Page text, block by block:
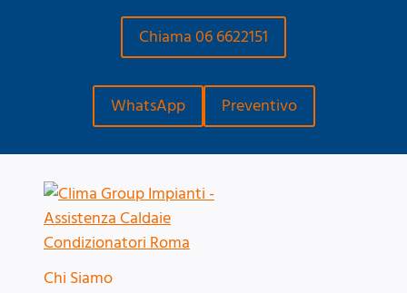
Chiama 06 6622151
WhatsApp Preventivo
Chi Siamo